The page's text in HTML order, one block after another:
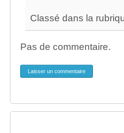
Classé dans la
Pas de commentaire.
Laisser un commentaire